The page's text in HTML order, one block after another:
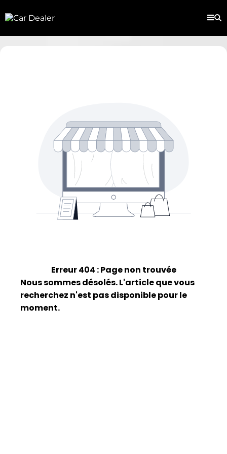
Erreur 404 : Page non trouvée
Nous sommes désolés. L'article que vous
recherchez n'est pas disponible pour le
moment.